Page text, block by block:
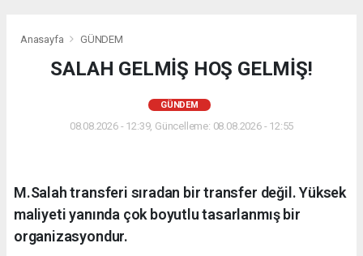
Anasayfa GÜNDEM
SALAH GELMİŞ HOŞ GELMİŞ!
GÜNDEM
08.08.2026 - 12:39, Güncelleme: 08.08.2026 - 12:55
M.Salah transferi sıradan bir transfer değil. Yüksek
maliyeti yanında çok boyutlu tasarlanmış bir
organizasyondur.